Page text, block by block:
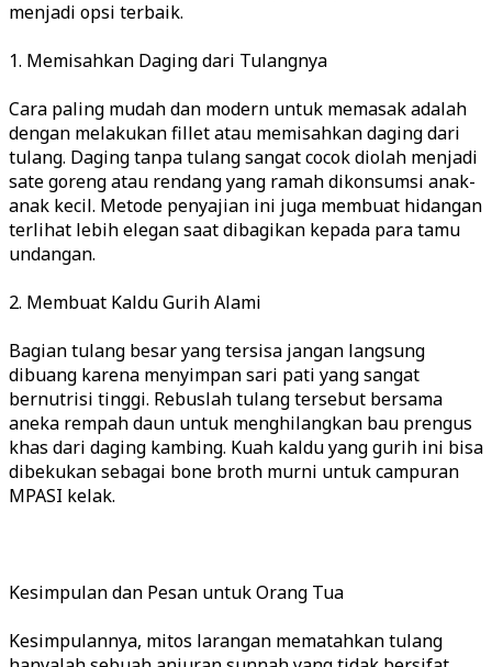
menjadi opsi terbaik.
1. Memisahkan Daging dari Tulangnya
Cara paling mudah dan modern untuk memasak adalah
dengan melakukan fillet atau memisahkan daging dari
tulang. Daging tanpa tulang sangat cocok diolah menjadi
sate goreng atau rendang yang ramah dikonsumsi anak-
anak kecil. Metode penyajian ini juga membuat hidangan
terlihat lebih elegan saat dibagikan kepada para tamu
undangan.
2. Membuat Kaldu Gurih Alami
Bagian tulang besar yang tersisa jangan langsung
dibuang karena menyimpan sari pati yang sangat
bernutrisi tinggi. Rebuslah tulang tersebut bersama
aneka rempah daun untuk menghilangkan bau prengus
khas dari daging kambing. Kuah kaldu yang gurih ini bisa
dibekukan sebagai bone broth murni untuk campuran
MPASI kelak.
Kesimpulan dan Pesan untuk Orang Tua
Kesimpulannya, mitos larangan mematahkan tulang